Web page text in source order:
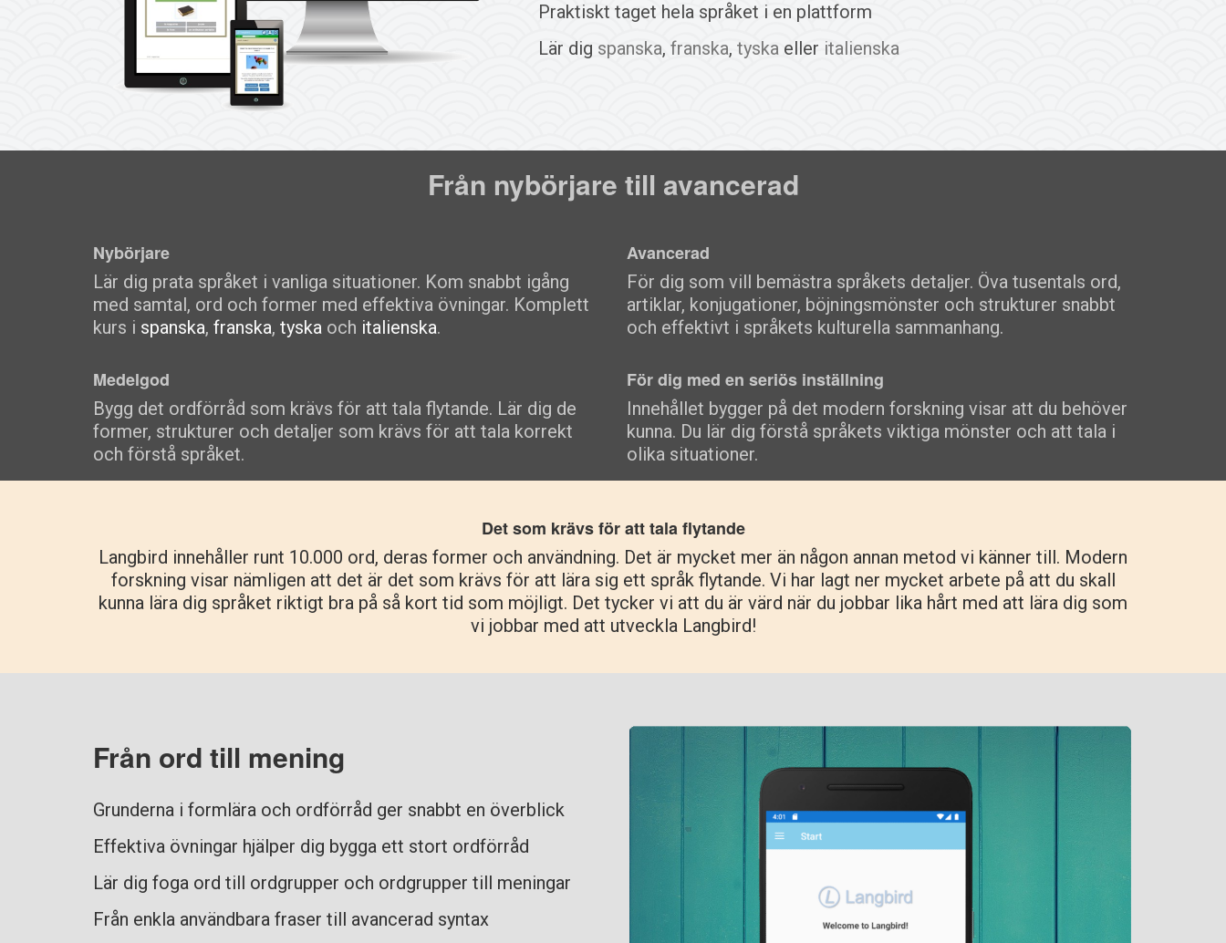
Praktiskt taget hela språket i en plattform
Lär dig spanska, franska, tyskaeller italienska
Från nybörjare till avancerad
Nybörjare
Lär dig prata språket i vanliga situationer. Kom snabbt igång
med samtal, ord och former med effektiva övningar. Komplett
kurs i spanska, franska, tyska och italienska.
Avancerad
För dig som vill bemästra språkets detaljer. Öva tusentals ord,
artiklar, konjugationer, böjningsmönster och strukturer snabbt
och effektivt i språkets kulturella sammanhang.
Medelgod
Bygg det ordförråd som krävs för att tala flytande. Lär dig de
former, strukturer och detaljer som krävs för att tala korrekt
och förstå språket.
För dig med en seriös inställning
Innehållet bygger på det modern forskning visar att du behöver
kunna. Du lär dig förstå språkets viktiga mönster och att tala i
olika situationer.
Det som krävs för att tala flytande
Langbird innehåller runt 10.000 ord, deras former och användning. Det är mycket mer än någon annan metod vi känner till. Modern
forskning visar nämligen att det är det som krävs för att lära sig ett språk flytande. Vi har lagt ner mycket arbete på att du skall
kunna lära dig språket riktigt bra på så kort tid som möjligt. Det tycker vi att du är värd när du jobbar lika hårt med att lära dig som
vi jobbar med att utveckla Langbird!
Från ord till mening
Grunderna i formlära och ordförråd ger snabbt en överblick
Effektiva övningar hjälper dig bygga ett stort ordförråd
Lär dig foga ord till ordgrupper och ordgrupper till meningar
Från enkla användbara fraser till avancerad syntax